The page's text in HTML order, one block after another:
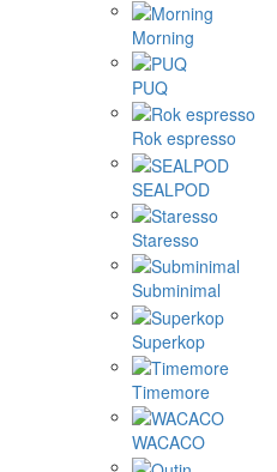
Morning
PUQ
Rok espresso
SEALPOD
Staresso
Subminimal
Superkop
Timemore
WACACO